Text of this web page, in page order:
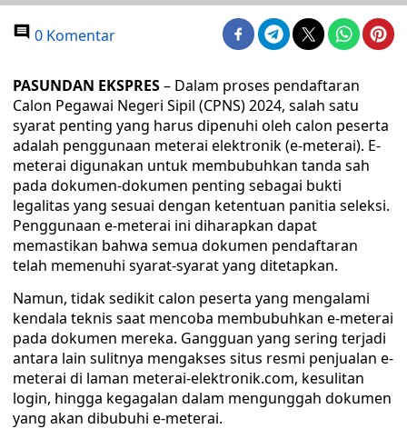
0 Komentar
PASUNDAN EKSPRES– Dalam proses pendaftaran
Calon Pegawai Negeri Sipil (CPNS) 2024, salah satu
syarat penting yang harus dipenuhi oleh calon peserta
adalah penggunaan meterai elektronik (e-meterai). E-
meterai digunakan untuk membubuhkan tanda sah
pada dokumen-dokumen penting sebagai bukti
legalitas yang sesuai dengan ketentuan panitia seleksi.
Penggunaan e-meterai ini diharapkan dapat
memastikan bahwa semua dokumen pendaftaran
telah memenuhi syarat-syarat yang ditetapkan.
Namun, tidak sedikit calon peserta yang mengalami
kendala teknis saat mencoba membubuhkan e-meterai
pada dokumen mereka. Gangguan yang sering terjadi
antara lain sulitnya mengakses situs resmi penjualan e-
meterai di laman meterai-elektronik.com, kesulitan
login, hingga kegagalan dalam mengunggah dokumen
yang akan dibubuhi e-meterai.